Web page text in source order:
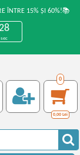
ÎNTRE 15% ȘI 60%!📚
sec
0
0,00 Lei